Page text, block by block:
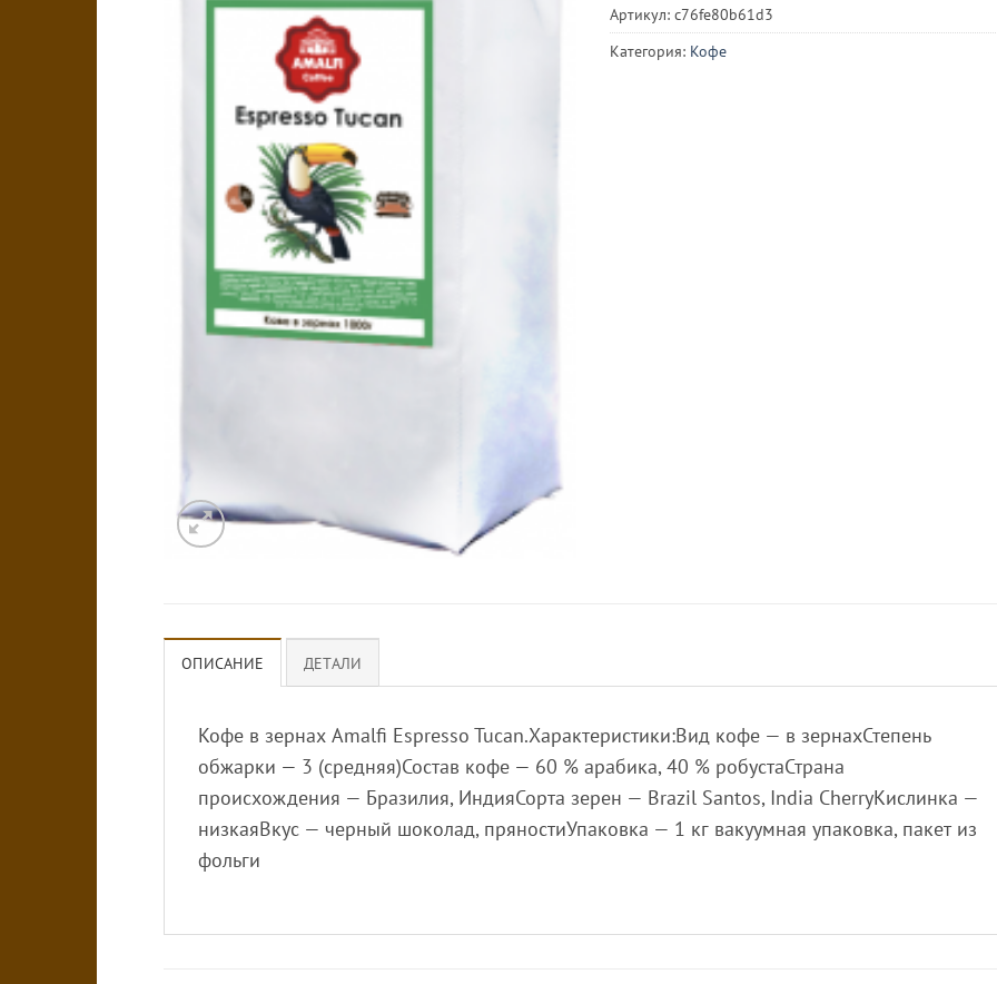
Артикул: c76fe80b61d3
Категория: Кофе
ОПИСАНИЕ ДЕТАЛИ
Кофе в зернах Amalfi Espresso Tucan.Характеристики:Вид кофе — в зернахСтепень
обжарки — 3 (средняя)Состав кофе — 60 % арабика, 40 % робустаСтрана
происхождения — Бразилия, ИндияСорта зерен — Brazil Santos, India CherryКислинка —
низкаяВкус — черный шоколад, пряностиУпаковка — 1 кг вакуумная упаковка, пакет из
фольги